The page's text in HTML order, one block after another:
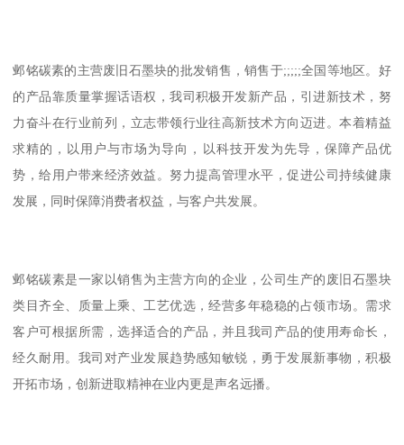
邺铭碳素的主营废旧石墨块的批发销售，销售于;;;;;全国等地区。好
的产品靠质量掌握话语权，我司积极开发新产品，引进新技术，努
力奋斗在行业前列，立志带领行业往高新技术方向迈进。本着精益
求精的，以用户与市场为导向，以科技开发为先导，保障产品优
势，给用户带来经济效益。努力提高管理水平，促进公司持续健康
发展，同时保障消费者权益，与客户共发展。
邺铭碳素是一家以销售为主营方向的企业，公司生产的废旧石墨块
类目齐全、质量上乘、工艺优选，经营多年稳稳的占领市场。需求
客户可根据所需，选择适合的产品，并且我司产品的使用寿命长，
经久耐用。我司对产业发展趋势感知敏锐，勇于发展新事物，积极
开拓市场，创新进取精神在业内更是声名远播。